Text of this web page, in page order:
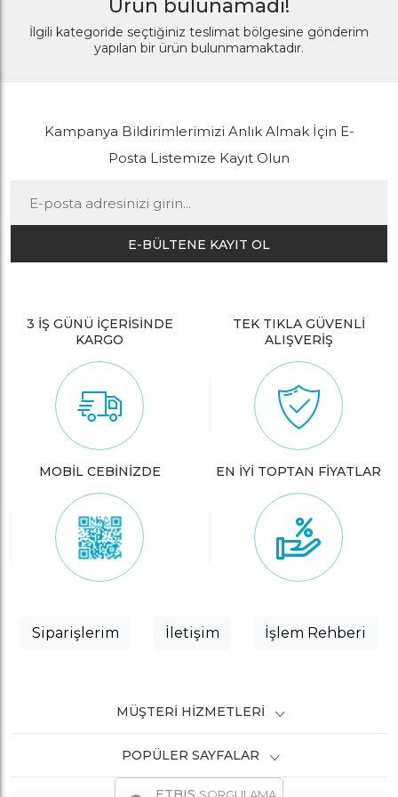
Ürün bulunamadı!
İlgili kategoride seçtiğiniz teslimat bölgesine gönderim
yapılan bir ürün bulunmamaktadır.
Kampanya Bildirimlerimizi Anlık Almak İçin E-
Posta Listemize Kayıt Olun
E-BÜLTENE KAYIT OL
3 İŞ GÜNÜ İÇERİSİNDE
KARGO
TEK TIKLA GÜVENLİ
ALIŞVERİŞ
MOBİL CEBİNİZDE EN İYİ TOPTAN FİYATLAR
Siparişlerim İletişim İşlem Rehberi
MÜŞTERI HIZMETLERI
POPÜLER SAYFALAR